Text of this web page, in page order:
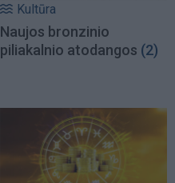
Kultūra
Naujos bronzinio
piliakalnio atodangos (2)